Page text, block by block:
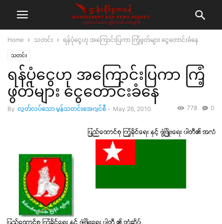
Home သတင်း ရန်ပုံငွေဟု အကြောင်းပြကာ ကြံ့ဖွတ်များ ငွေတောင်းခံနေ
သတင်း
ရန်ပုံငွေဟု အကြောင်းပြကာ ကြံ့
ဖွတ်များ ငွေတောင်းခံနေ
By လွတ်လပ်သော မွန်သတင်းအေဂျင်စီ - May 26, 2010 0
778